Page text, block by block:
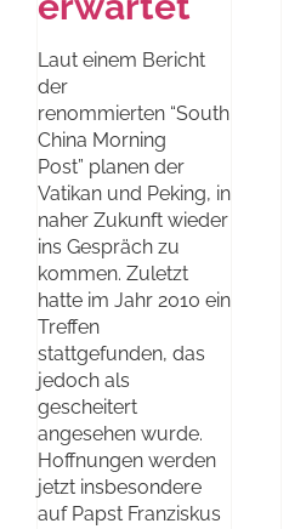
Laut einem Bericht
der
renommierten “South
China Morning
Post” planen der
Vatikan und Peking, in
naher Zukunft wieder
ins Gespräch zu
kommen. Zuletzt
hatte im Jahr 2010 ein
Treffen
stattgefunden, das
jedoch als
gescheitert
angesehen wurde.
Hoffnungen werden
jetzt insbesondere
auf Papst Franziskus